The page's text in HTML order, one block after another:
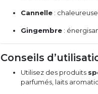
Cannelle :
Gingembre :
Conseils
Utilisez des produits
parfumés, laits